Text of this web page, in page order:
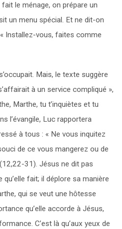
le ménage, on prépare un
un menu spécial. Et ne dit-on
Installez-vous, faites comme
Mais, le texte suggère
à un service compliqué »,
Marthe, tu t’inquiètes et tu
l’évangile, Luc rapportera
à tous : « Ne vous inquitez
de ce vous mangerez ou de
31). Jésus ne dit pas
qu’elle fait; il déplore sa manière
qui se veut une hôtesse
qu’elle accorde à Jésus,
C’est là qu’aux yeux de